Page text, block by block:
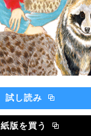
試し読み
紙版を買う